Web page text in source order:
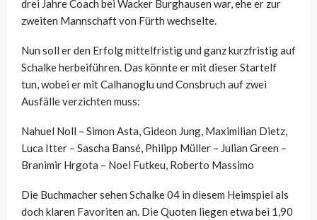
drei Jahre Coach bei Wacker Burghausen war, ehe er zur
zweiten Mannschaft von Fürth wechselte.
Nun soll er den Erfolg mittelfristig und ganz kurzfristig auf
Schalke herbeiführen. Das könnte er mit dieser Startelf
tun, wobei er mit Calhanoglu und Consbruch auf zwei
Ausfälle verzichten muss:
Nahuel Noll – Simon Asta, Gideon Jung, Maximilian Dietz,
Luca Itter – Sascha Bansé, Philipp Müller – Julian Green –
Branimir Hrgota – Noel Futkeu, Roberto Massimo
Die Buchmacher sehen Schalke 04 in diesem Heimspiel als
doch klaren Favoriten an. Die Quoten liegen etwa bei 1,90